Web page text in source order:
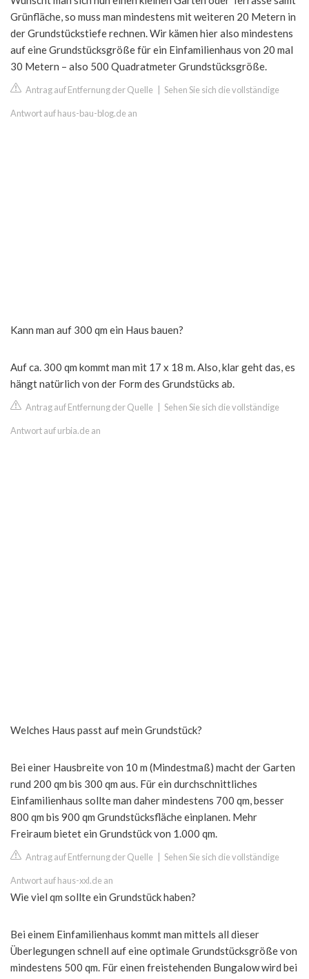
Grünfläche, so muss man mindestens mit weiteren 20 Metern in
der Grundstückstiefe rechnen. Wir kämen hier also mindestens
auf eine Grundstücksgröße für ein Einfamilienhaus von 20 mal
30 Metern – also 500 Quadratmeter Grundstücksgröße.
Antrag auf Entfernung der Quelle Sehen Sie sich die vollständige
Antwort auf haus-bau-blog.de an
Kann man auf 300 qm ein Haus bauen?
Auf ca. 300 qm kommt man mit 17 x 18 m. Also, klar geht das, es
hängt natürlich von der Form des Grundstücks ab.
Antrag auf Entfernung der Quelle Sehen Sie sich die vollständige
Antwort auf urbia.de an
Welches Haus passt auf mein Grundstück?
Bei einer Hausbreite von 10 m (Mindestmaß) macht der Garten
rund 200 qm bis 300 qm aus. Für ein durchschnittliches
Einfamilienhaus sollte man daher mindestens 700 qm, besser
800 qm bis 900 qm Grundstücksfläche einplanen. Mehr
Freiraum bietet ein Grundstück von 1.000 qm.
Antrag auf Entfernung der Quelle Sehen Sie sich die vollständige
Antwort auf haus-xxl.de an
Wie viel qm sollte ein Grundstück haben?
Bei einem Einfamilienhaus kommt man mittels all dieser
Überlegungen schnell auf eine optimale Grundstücksgröße von
mindestens 500 qm. Für einen freistehenden Bungalow wird bei